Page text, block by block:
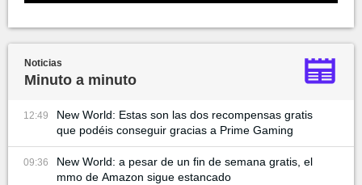
Noticias
Minuto a minuto
12:49
New World: Estas son las dos recompensas gratis
que podéis conseguir gracias a Prime Gaming
09:36
New World: a pesar de un fin de semana gratis, el
mmo de Amazon sigue estancado